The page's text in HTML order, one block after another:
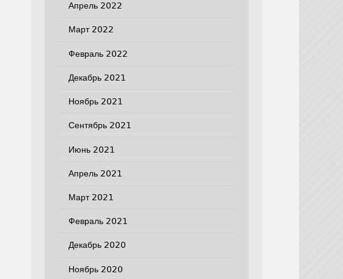
Апрель 2022
Март 2022
Февраль 2022
Декабрь 2021
Ноябрь 2021
Сентябрь 2021
Июнь 2021
Апрель 2021
Март 2021
Февраль 2021
Декабрь 2020
Ноябрь 2020